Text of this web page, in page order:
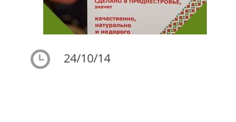
24/10/14